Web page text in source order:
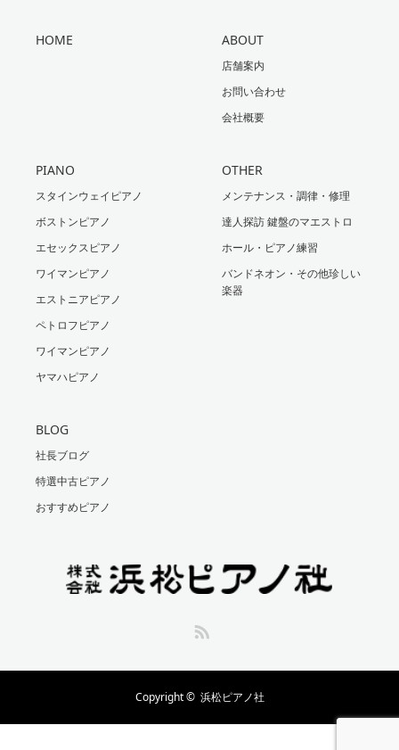
HOME ABOUT
店舗案内
お問い合わせ
会社概要
PIANO
スタインウェイピアノ
ボストンピアノ
エセックスピアノ
ワイマンピアノ
エストニアピアノ
ペトロフピアノ
ワイマンピアノ
ヤマハピアノ
OTHER
メンテナンス・調律・修理
達人探訪 鍵盤のマエストロ
ホール・ピアノ練習
バンドネオン・その他珍しい
楽器
BLOG
社長ブログ
特選中古ピアノ
おすすめピアノ
Copyright © 浜松ピアノ社